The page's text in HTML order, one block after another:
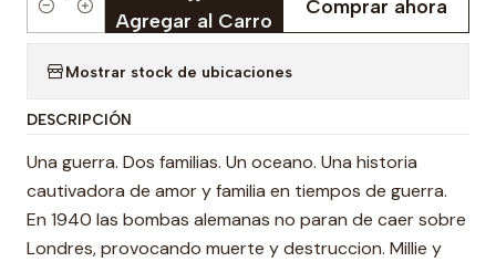
Cantidad Agregar al Carro
Comprar ahora
Mostrar stock de ubicaciones
DESCRIPCIÓN
Una guerra. Dos familias. Un oceano. Una historia
cautivadora de amor y familia en tiempos de guerra.
En 1940 las bombas alemanas no paran de caer sobre
Londres, provocando muerte y destruccion. Millie y